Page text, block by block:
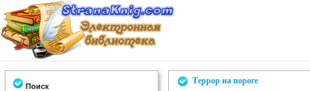
Поиск
Террор на пороге